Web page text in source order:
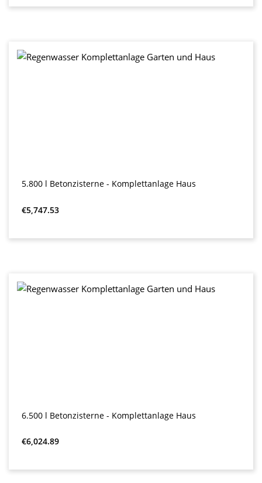
5.800 l Betonzisterne - Komplettanlage Haus
Regular price:
€5,747.53
6.500 l Betonzisterne - Komplettanlage Haus
Regular price:
€6,024.89